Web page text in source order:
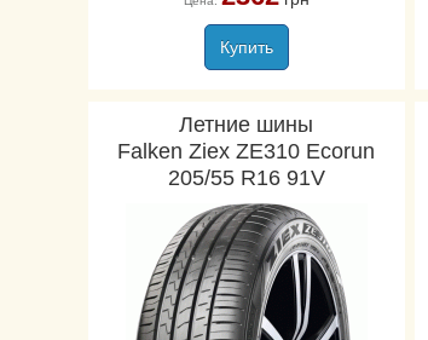
Купить
Летние шины
Falken Ziex ZE310 Ecorun
205/55 R16 91V